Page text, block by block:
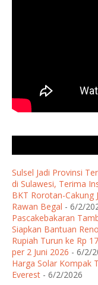
Sulsel Jadi Provinsi
di Sulawesi, Terima
BKT Rorotan-Cakung
Rawan Begal - 6/2/
Pascakebakaran
Siapkan Bantuan
Rupiah Turun ke Rp
per 2 Juni 2026 - 6/2/
Harga Solar Kompak
Everest - 6/2/2026